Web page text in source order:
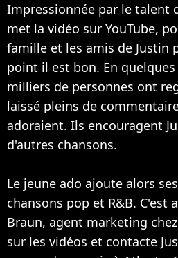
Impressionnée par le talent
met la vidéo sur YouTube,
famille et les amis de Justin
point il est bon. En
milliers de personnes ont
laissé pleins de
adoraient. Ils encouragent
d'autres chansons.
Le jeune ado ajoute alors
chansons pop et R&B. C'est
Braun, agent marketing
sur les vidéos et contacte